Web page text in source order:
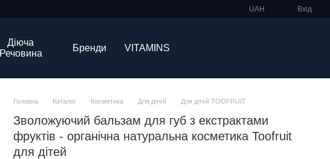
UAH Вхід
Діюча
Речовина
Бренди VITAMINS
Головна Каталог Косметика Для дітей Для дітей TOOFRUIT
Зволожуючий бальзам для губ з екстрактами
фруктів - органічна натуральна косметика Toofruit
для дітей